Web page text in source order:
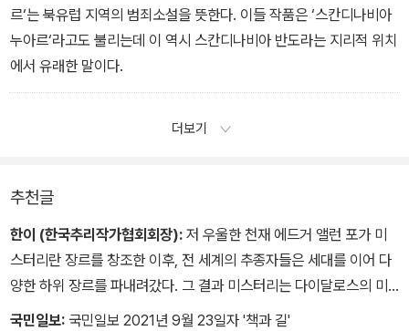
르‘는 북유럽 지역의 범죄소설을 뜻한다. 이들 작품은 ‘스칸디나비아
누아르‘라고도 불리는데 이 역시 스칸디나비아 반도라는 지리적 위치
에서 유래한 말이다.
더보기
추천글
한이 (한국추리작가협회회장): 저 우울한 천재 에드거 앨런 포가 미
스터리란 장르를 창조한 이후, 전 세계의 추종자들은 세대를 이어 다
양한 하위 장르를 파내려갔다. 그 결과 미스터리는 다이달로스의 미
궁처럼 전모를 파악하기 힘든 거대한 미로를 구축했다. 윤영천의 『미
국민일보: 국민일보 2021년 9월 23일자 '책과 길'